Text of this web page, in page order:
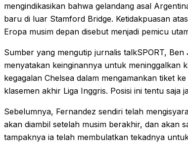
mengindikasikan bahwa gelandang asal
baru di luar Stamford Bridge. Ketidakpuasan
Eropa musim depan disebut menjadi pemicu
Sumber yang mengutip jurnalis talkSPORT,
menyatakan keinginannya untuk meninggalkan
kegagalan Chelsea dalam mengamankan tiket
klasemen akhir Liga Inggris. Posisi ini tentu
Sebelumnya, Fernandez sendiri telah
akan diambil setelah musim berakhir, dan akan
tampaknya ia telah membulatkan tekadnya